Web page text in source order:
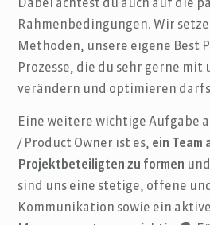
Dabei achtest du auch auf die
Rahmenbedingungen. Wir
Methoden, unsere eigene Best
Prozesse, die du sehr gerne mit
verändern und optimieren
Eine weitere wichtige Aufgabe
/ Product Owner ist es, ein Team
Projektbeteiligten zu formen
sind uns eine stetige, offene
Kommunikation sowie ein